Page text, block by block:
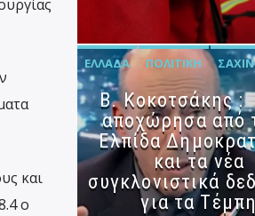
και
ο
ΕΛΛΆΔΑ ΠΟΛΙΤΙΚΉ
Β. Κοκοτσάκης :
αποχώρησα από
Ελπίδα
και τα νέα
συγκλονιστικά
για τα Τέμπη